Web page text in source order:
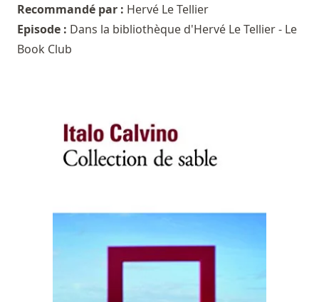
Recommandé par : Hervé Le Tellier
Episode : Dans la bibliothèque d'Hervé Le Tellier - Le
Book Club